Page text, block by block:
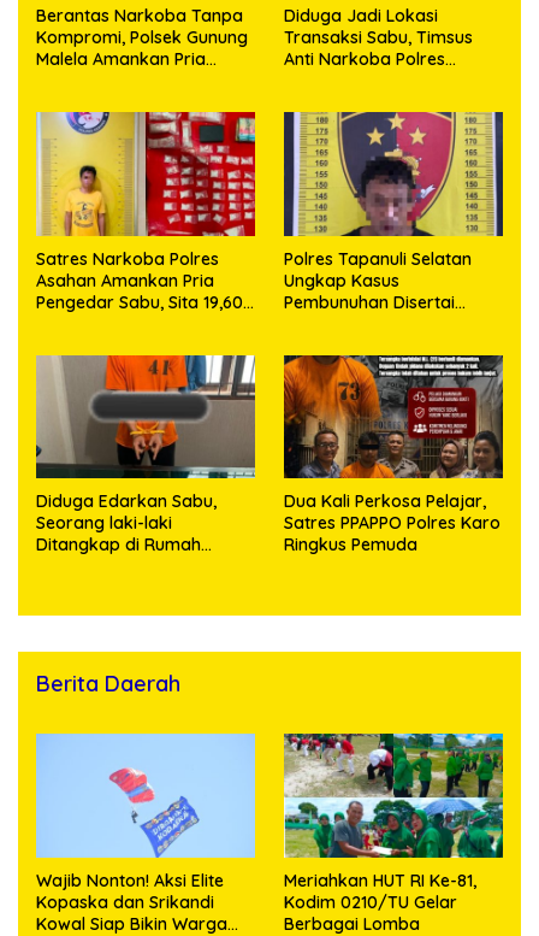
Berantas Narkoba Tanpa
Kompromi, Polsek Gunung
Malela Amankan Pria
Diduga Jadi Lokasi
Transaksi Sabu, Timsus
Anti Narkoba Polres
63,67 Gram Sabu
Satres Narkoba Polres
Asahan Amankan Pria
Pengedar Sabu, Sita 19,60
Polres Tapanuli Selatan
Ungkap Kasus
Pembunuhan Disertai
Ditangkap
Diduga Edarkan Sabu,
Seorang laki-laki
Ditangkap di Rumah
Dua Kali Perkosa Pelajar,
Satres PPAPPO Polres Karo
Ringkus Pemuda
Berita Daerah
Wajib Nonton! Aksi Elite
Kopaska dan Srikandi
Kowal Siap Bikin Warga
Meriahkan HUT RI Ke-81,
Kodim 0210/TU Gelar
Berbagai Lomba